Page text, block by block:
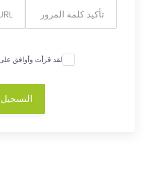
لقد قرأت وأوافق على
التسجيل